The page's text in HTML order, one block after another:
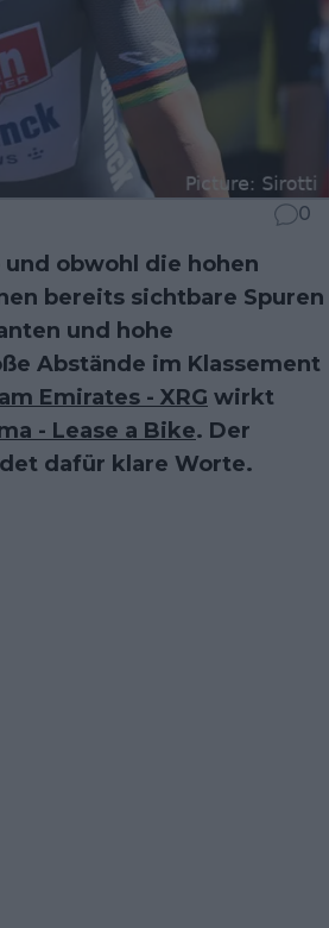
0
und obwohl die hohen
bereits sichtbare Spuren
und hohe
Abstände im Klassement
Emirates - XRG wirkt
- Lease a Bike. Der
dafür klare Worte.